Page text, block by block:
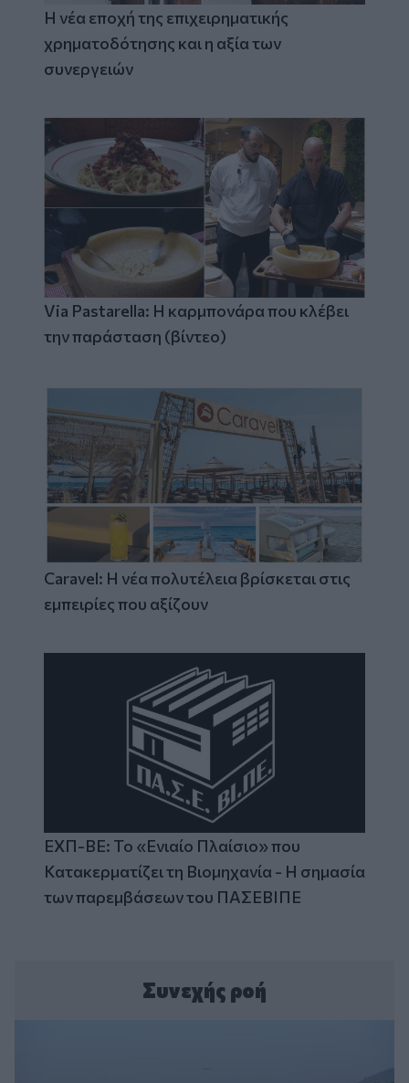
Η νέα εποχή της επιχειρηματικής
χρηματοδότησης και η αξία των
συνεργειών
Via Pastarella: Η καρμπονάρα που κλέβει
την παράσταση (βίντεο)
Caravel: Η νέα πολυτέλεια βρίσκεται στις
εμπειρίες που αξίζουν
ΕΧΠ-ΒΕ: Το «Ενιαίο Πλαίσιο» που
Κατακερματίζει τη Βιομηχανία - Η σημασία
των παρεμβάσεων του ΠΑΣΕΒΙΠΕ
Συνεχής ροή